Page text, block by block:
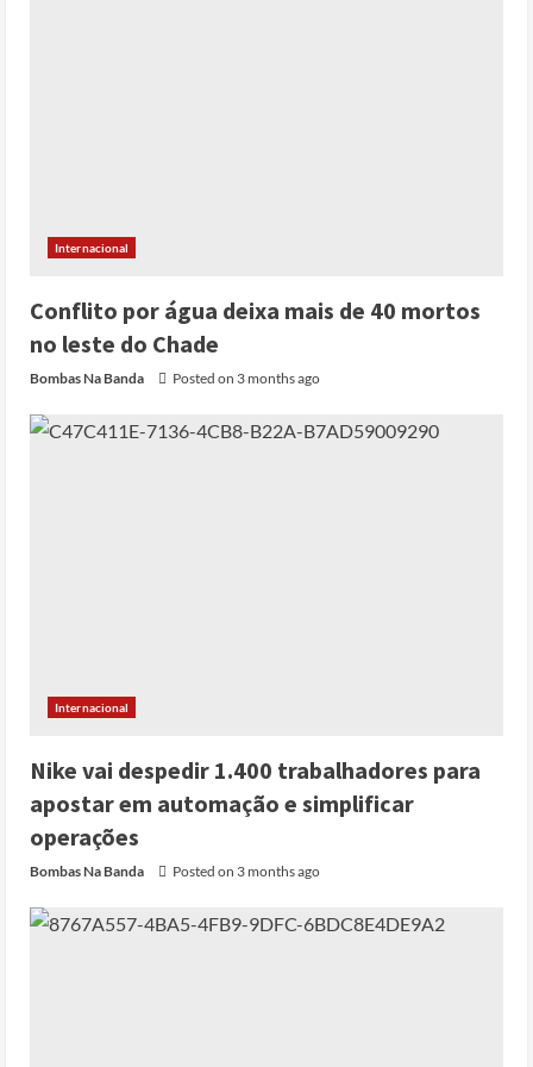
Internacional
Conflito por água deixa mais de 40 mortos
no leste do Chade
Bombas Na Banda Posted on 3 months ago
Internacional
Nike vai despedir 1.400 trabalhadores para
apostar em automação e simplificar
operações
Bombas Na Banda Posted on 3 months ago
Cole Allen, Suspeito do tiroteio no
registo criminal
Posted on 3 months ago